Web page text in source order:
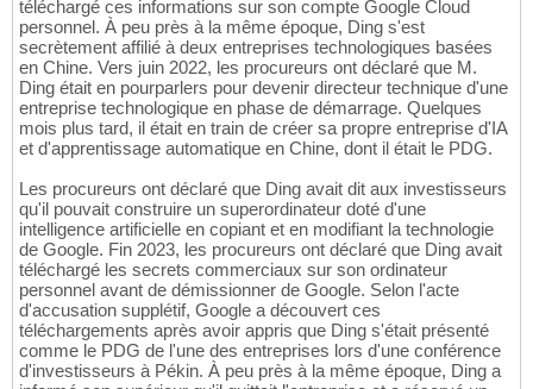
téléchargé ces informations sur son compte Google Cloud
personnel. À peu près à la même époque, Ding s'est
secrètement affilié à deux entreprises technologiques basées
en Chine. Vers juin 2022, les procureurs ont déclaré que M.
Ding était en pourparlers pour devenir directeur technique d'une
entreprise technologique en phase de démarrage. Quelques
mois plus tard, il était en train de créer sa propre entreprise d'IA
et d'apprentissage automatique en Chine, dont il était le PDG.
Les procureurs ont déclaré que Ding avait dit aux investisseurs
qu'il pouvait construire un superordinateur doté d'une
intelligence artificielle en copiant et en modifiant la technologie
de Google. Fin 2023, les procureurs ont déclaré que Ding avait
téléchargé les secrets commerciaux sur son ordinateur
personnel avant de démissionner de Google. Selon l'acte
d'accusation supplétif, Google a découvert ces
téléchargements après avoir appris que Ding s'était présenté
comme le PDG de l'une des entreprises lors d'une conférence
d'investisseurs à Pékin. À peu près à la même époque, Ding a